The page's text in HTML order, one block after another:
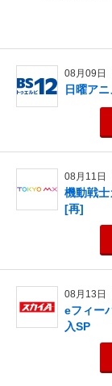
08月09日
日曜ア
08月11日
機動戦士
[再]
08月13日
eフィー
入SP